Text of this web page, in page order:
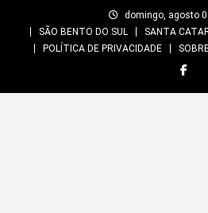
domingo, agosto
SÃO BENTO DO SUL
SANTA
POLÍTICA DE PRIVACIDADE